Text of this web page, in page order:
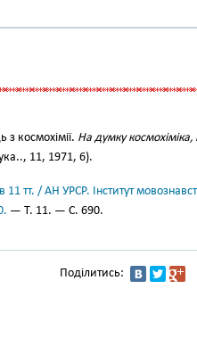
з космохімії. На думку космохіміка,
11, 1971, 6).
11 тт. / АН УРСР. Інститут
— Т. 11. — С. 690.
Поділитись: